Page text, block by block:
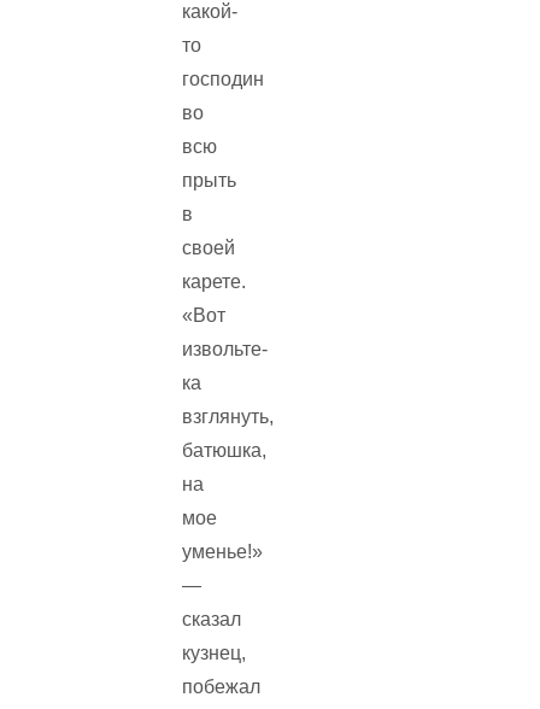
какой-
то
господин
во
всю
прыть
в
своей
карете.
«Вот
извольте-
ка
взглянуть,
батюшка,
на
мое
уменье!»
—
сказал
кузнец,
побежал